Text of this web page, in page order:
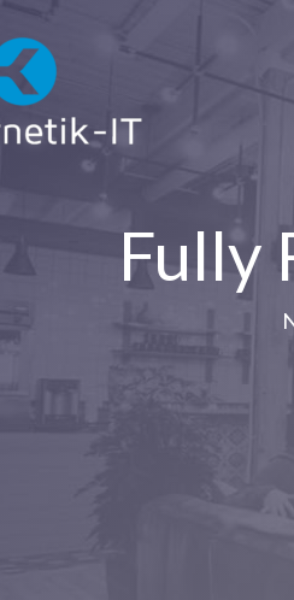
Fully